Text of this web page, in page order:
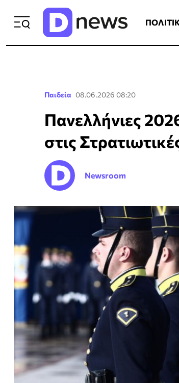
Παιδεία 08.06.2026 08:20
Πανελλήνιες
στις
Newsroom